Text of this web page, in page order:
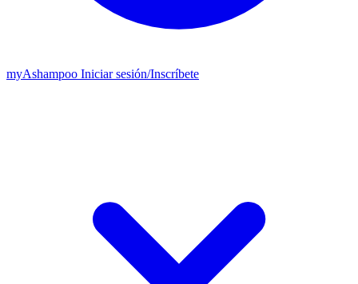
myAshampoo Iniciar sesión/Inscríbete